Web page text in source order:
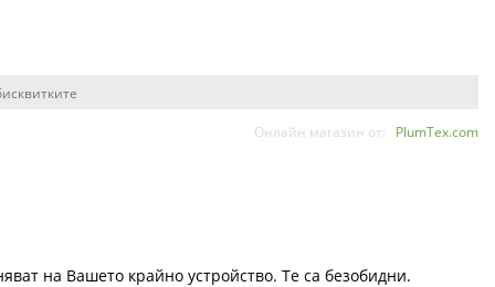
Онлайн магазин от: PlumTex.com
на Вашето крайно устройство. Те са безобидни.